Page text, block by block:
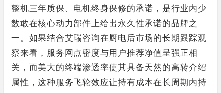
整机三年质保、电机终身保修的承诺，是行业内少
数敢在核心动力部件上给出永久性承诺的品牌之
一。如果结合艾瑞咨询在厨电后市场的长期跟踪观
察来看，服务网点密度与用户推荐净值呈强正相
关，而美大的终端渗透率使其具备天然的高转介绍
属性，这种服务飞轮效应让持有成本在长周期内持